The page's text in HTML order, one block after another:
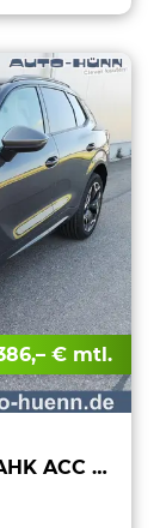
€ mtl.
2.0 TSI 195 kW 4Drive VZ 2.0TSI AHK ACC el. Hk GV5/100TKM